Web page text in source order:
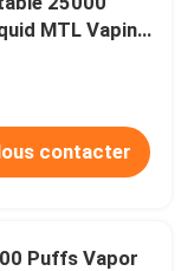
MTL Vaping
contacter
Puffs Vapor